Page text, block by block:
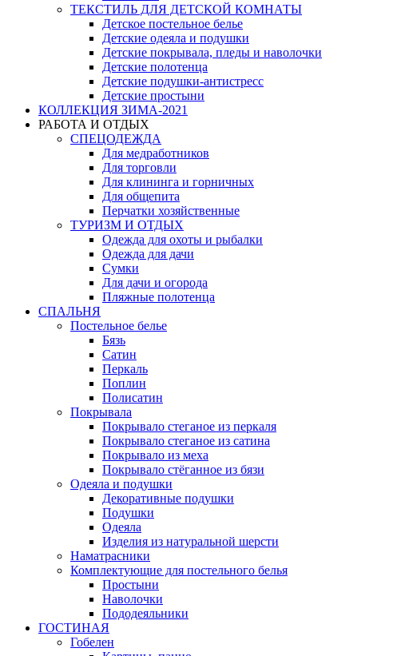
ТЕКСТИЛЬ ДЛЯ ДЕТСКОЙ КОМНАТЫ
Детское постельное белье
Детские одеяла и подушки
Детские покрывала, пледы и наволочки
Детские полотенца
Детские подушки-антистресс
Детские простыни
КОЛЛЕКЦИЯ ЗИМА-2021
РАБОТА И ОТДЫХ
СПЕЦОДЕЖДА
Для медработников
Для торговли
Для клининга и горничных
Для общепита
Перчатки хозяйственные
ТУРИЗМ И ОТДЫХ
Одежда для охоты и рыбалки
Одежда для дачи
Сумки
Для дачи и огорода
Пляжные полотенца
СПАЛЬНЯ
Постельное белье
Бязь
Сатин
Перкаль
Поплин
Полисатин
Покрывала
Покрывало стеганое из перкаля
Покрывало стеганое из сатина
Покрывало из меха
Покрывало стёганное из бязи
Одеяла и подушки
Декоративные подушки
Подушки
Одеяла
Изделия из натуральной шерсти
Наматраcники
Комплектующие для постельного белья
Простыни
Наволочки
Пододеяльники
ГОСТИНАЯ
Гобелен